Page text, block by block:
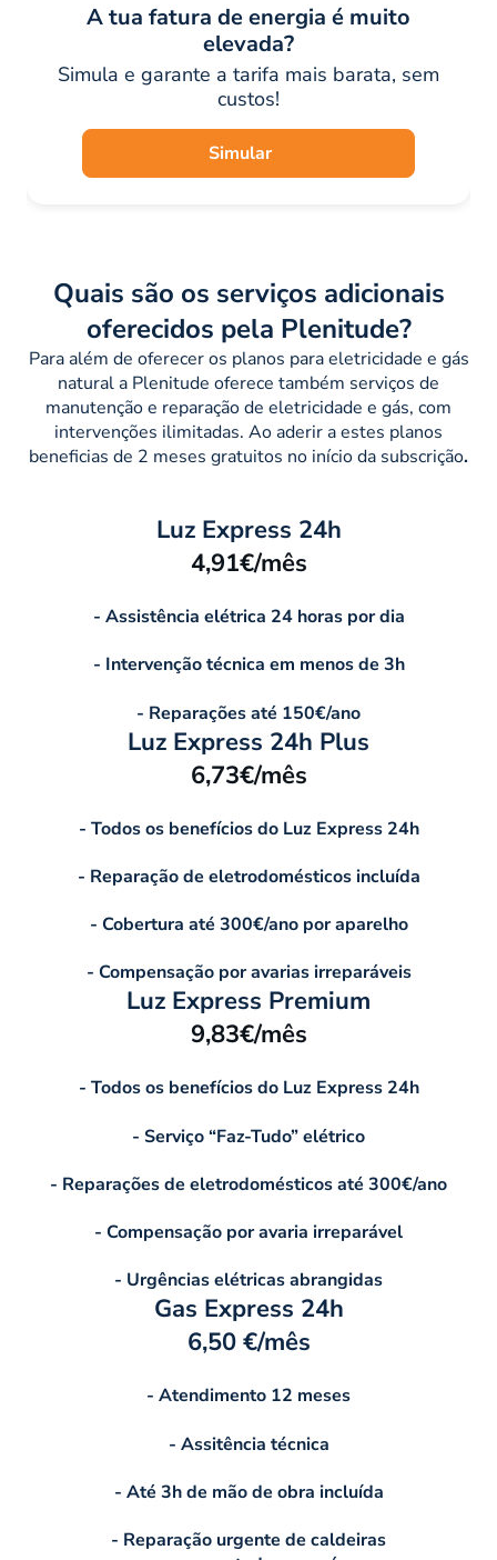
A tua fatura de energia é muito
elevada?
Simula e garante a tarifa mais barata, sem
custos!
Simular
Quais são os serviços adicionais
oferecidos pela Plenitude?
Para além de oferecer os planos para eletricidade e gás
natural a Plenitude oferece também serviços de
manutenção e reparação de eletricidade e gás, com
intervenções ilimitadas. Ao aderir a estes planos
beneficias de 2 meses gratuitos no início da subscrição.
Luz Express 24h
4,91€/mês
- Assistência elétrica 24 horas por dia
- Intervenção técnica em menos de 3h
- Reparações até 150€/ano
Luz Express 24h Plus
6,73€/mês
- Todos os benefícios do Luz Express 24h
- Reparação de eletrodomésticos incluída
- Cobertura até 300€/ano por aparelho
- Compensação por avarias irreparáveis
Luz Express Premium
9,83€/mês
- Todos os benefícios do Luz Express 24h
- Serviço “Faz-Tudo” elétrico
- Reparações de eletrodomésticos até 300€/ano
- Compensação por avaria irreparável
- Urgências elétricas abrangidas
Gas Express 24h
6,50 €/mês
- Atendimento 12 meses
- Assitência técnica
- Até 3h de mão de obra incluída
- Reparação urgente de caldeiras